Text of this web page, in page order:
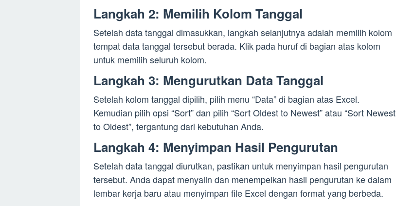
Langkah 2: Memilih Kolom Tanggal
Setelah data tanggal dimasukkan, langkah selanjutnya adalah memilih kolom
tempat data tanggal tersebut berada. Klik pada huruf di bagian atas kolom
untuk memilih seluruh kolom.
Langkah 3: Mengurutkan Data Tanggal
Setelah kolom tanggal dipilih, pilih menu “Data” di bagian atas Excel.
Kemudian pilih opsi “Sort” dan pilih “Sort Oldest to Newest” atau “Sort Newest
to Oldest”, tergantung dari kebutuhan Anda.
Langkah 4: Menyimpan Hasil Pengurutan
Setelah data tanggal diurutkan, pastikan untuk menyimpan hasil pengurutan
tersebut. Anda dapat menyalin dan menempelkan hasil pengurutan ke dalam
lembar kerja baru atau menyimpan file Excel dengan format yang berbeda.